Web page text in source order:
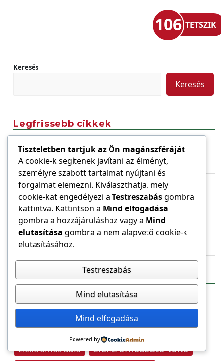
106 TETSZIK
Keresés
Keresés
Legfrissebb cikkek
leállítása
Olcsóbb áramot szeretne az Európai Bizottság
Fogyasztóvédelmi jogi tanácsadást indít az
iparkamara a vállalkozásoknak
Iparági konzultáció a szélerőmű-kapacitások
bővítését célzó pályázati kiírás tervezetéről
Intelligens töltés otthontól a flottákig –
bemutatkozik az ABB Terra AC Gen 2
Címkefelhő
ABB Atomerőmű B.E.G.
Dehn
Elektro-Kamleithner
Elektromos autó
Elektromosautó-töltő
Tiszteletben tartjuk az Ön magánszféráját
A cookie-k segítenek javítani az élményt,
személyre szabott tartalmat nyújtani és
forgalmat elemezni. Kiválaszthatja, mely
cookie-kat engedélyezi a Testreszabásgombra
kattintva. Kattintson a Mind elfogadása
gombra a hozzájáruláshoz vagy a Mind
elutasítása gombra a nem alapvető cookie-k
elutasításához.
Testreszabás
Mind elutasítása
Mind elfogadása
Powered by